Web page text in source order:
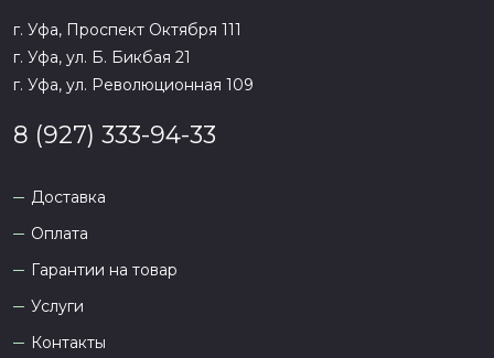
г. Уфа, Проспект Октября 111
г. Уфа, ул. Б. Бикбая 21
г. Уфа, ул. Революционная 109
8 (927) 333-94-33
Доставка
Оплата
Гарантии на товар
Услуги
Контакты